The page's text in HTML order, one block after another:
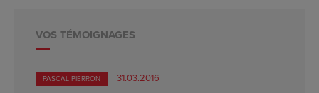
VOS TÉMOIGNAGES
PASCAL PIERRON
31.03.2016